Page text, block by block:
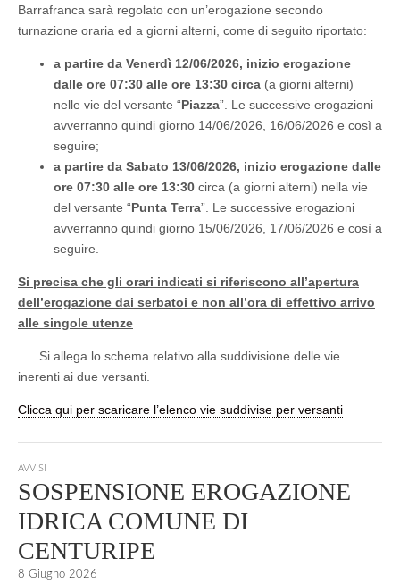
Barrafranca sarà regolato con un’erogazione secondo
turnazione oraria ed a giorni alterni, come di seguito riportato:
a partire da Venerdì 12/06/2026, inizio erogazione
dalle ore 07:30 alle ore 13:30 circa (a giorni alterni)
nelle vie del versante “Piazza”. Le successive erogazioni
avverranno quindi giorno 14/06/2026, 16/06/2026 e così a
seguire;
a partire da Sabato 13/06/2026, inizio erogazione dalle
ore 07:30 alle ore 13:30 circa (a giorni alterni) nella vie
del versante “Punta Terra”. Le successive erogazioni
avverranno quindi giorno 15/06/2026, 17/06/2026 e così a
seguire.
Si precisa che gli orari indicati si riferiscono all’apertura
dell’erogazione dai serbatoi e non all’ora di effettivo arrivo
alle singole utenze
Si allega lo schema relativo alla suddivisione delle vie
inerenti ai due versanti.
Clicca qui per scaricare l’elenco vie suddivise per versanti
AVVISI
SOSPENSIONE EROGAZIONE
IDRICA COMUNE DI
CENTURIPE
8 Giugno 2026